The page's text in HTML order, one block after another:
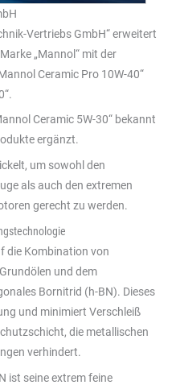
Vertriebs GmbH“ erweitert
„Mannol“ mit der
Ceramic Pro 10W-40“
Ceramic 5W-30“ bekannt
ergänzt.
um sowohl den
als auch den extremen
gerecht zu werden.
die Kombination von
und dem
Bornitrid (h-BN). Dieses
und minimiert Verschleiß
die metallischen
verhindert.
ist seine extrem feine